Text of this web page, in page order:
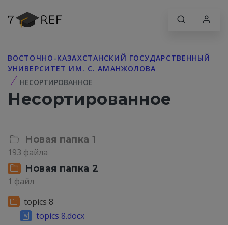
ВОСТОЧНО-КАЗАХСТАНСКИЙ ГОСУДАРСТВЕННЫЙ
УНИВЕРСИТЕТ ИМ. С. АМАНЖОЛОВА
НЕСОРТИРОВАННОЕ
Несортированное
Новая папка 1
193 файла
Новая папка 2
1 файл
topics 8
topics 8.docx